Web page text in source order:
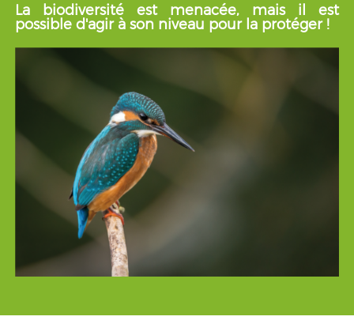
La biodiversité est menacée, mais il est
possible d'agir à son niveau pour la protéger !